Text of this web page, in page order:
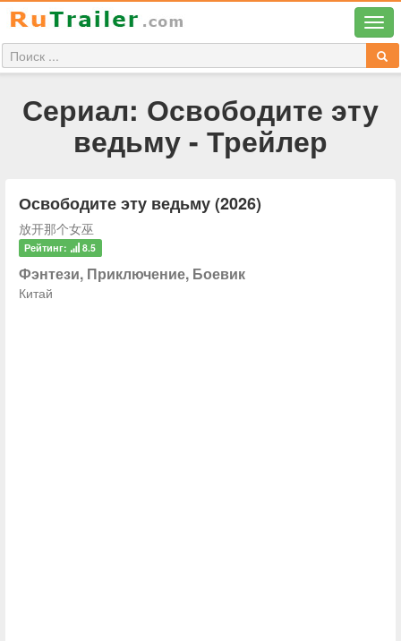
Сериал: Освободите эту
ведьму - Трейлер
Освободите эту ведьму (2026)
放开那个女巫
Рейтинг: 8.5
Фэнтези, Приключение, Боевик
Китай